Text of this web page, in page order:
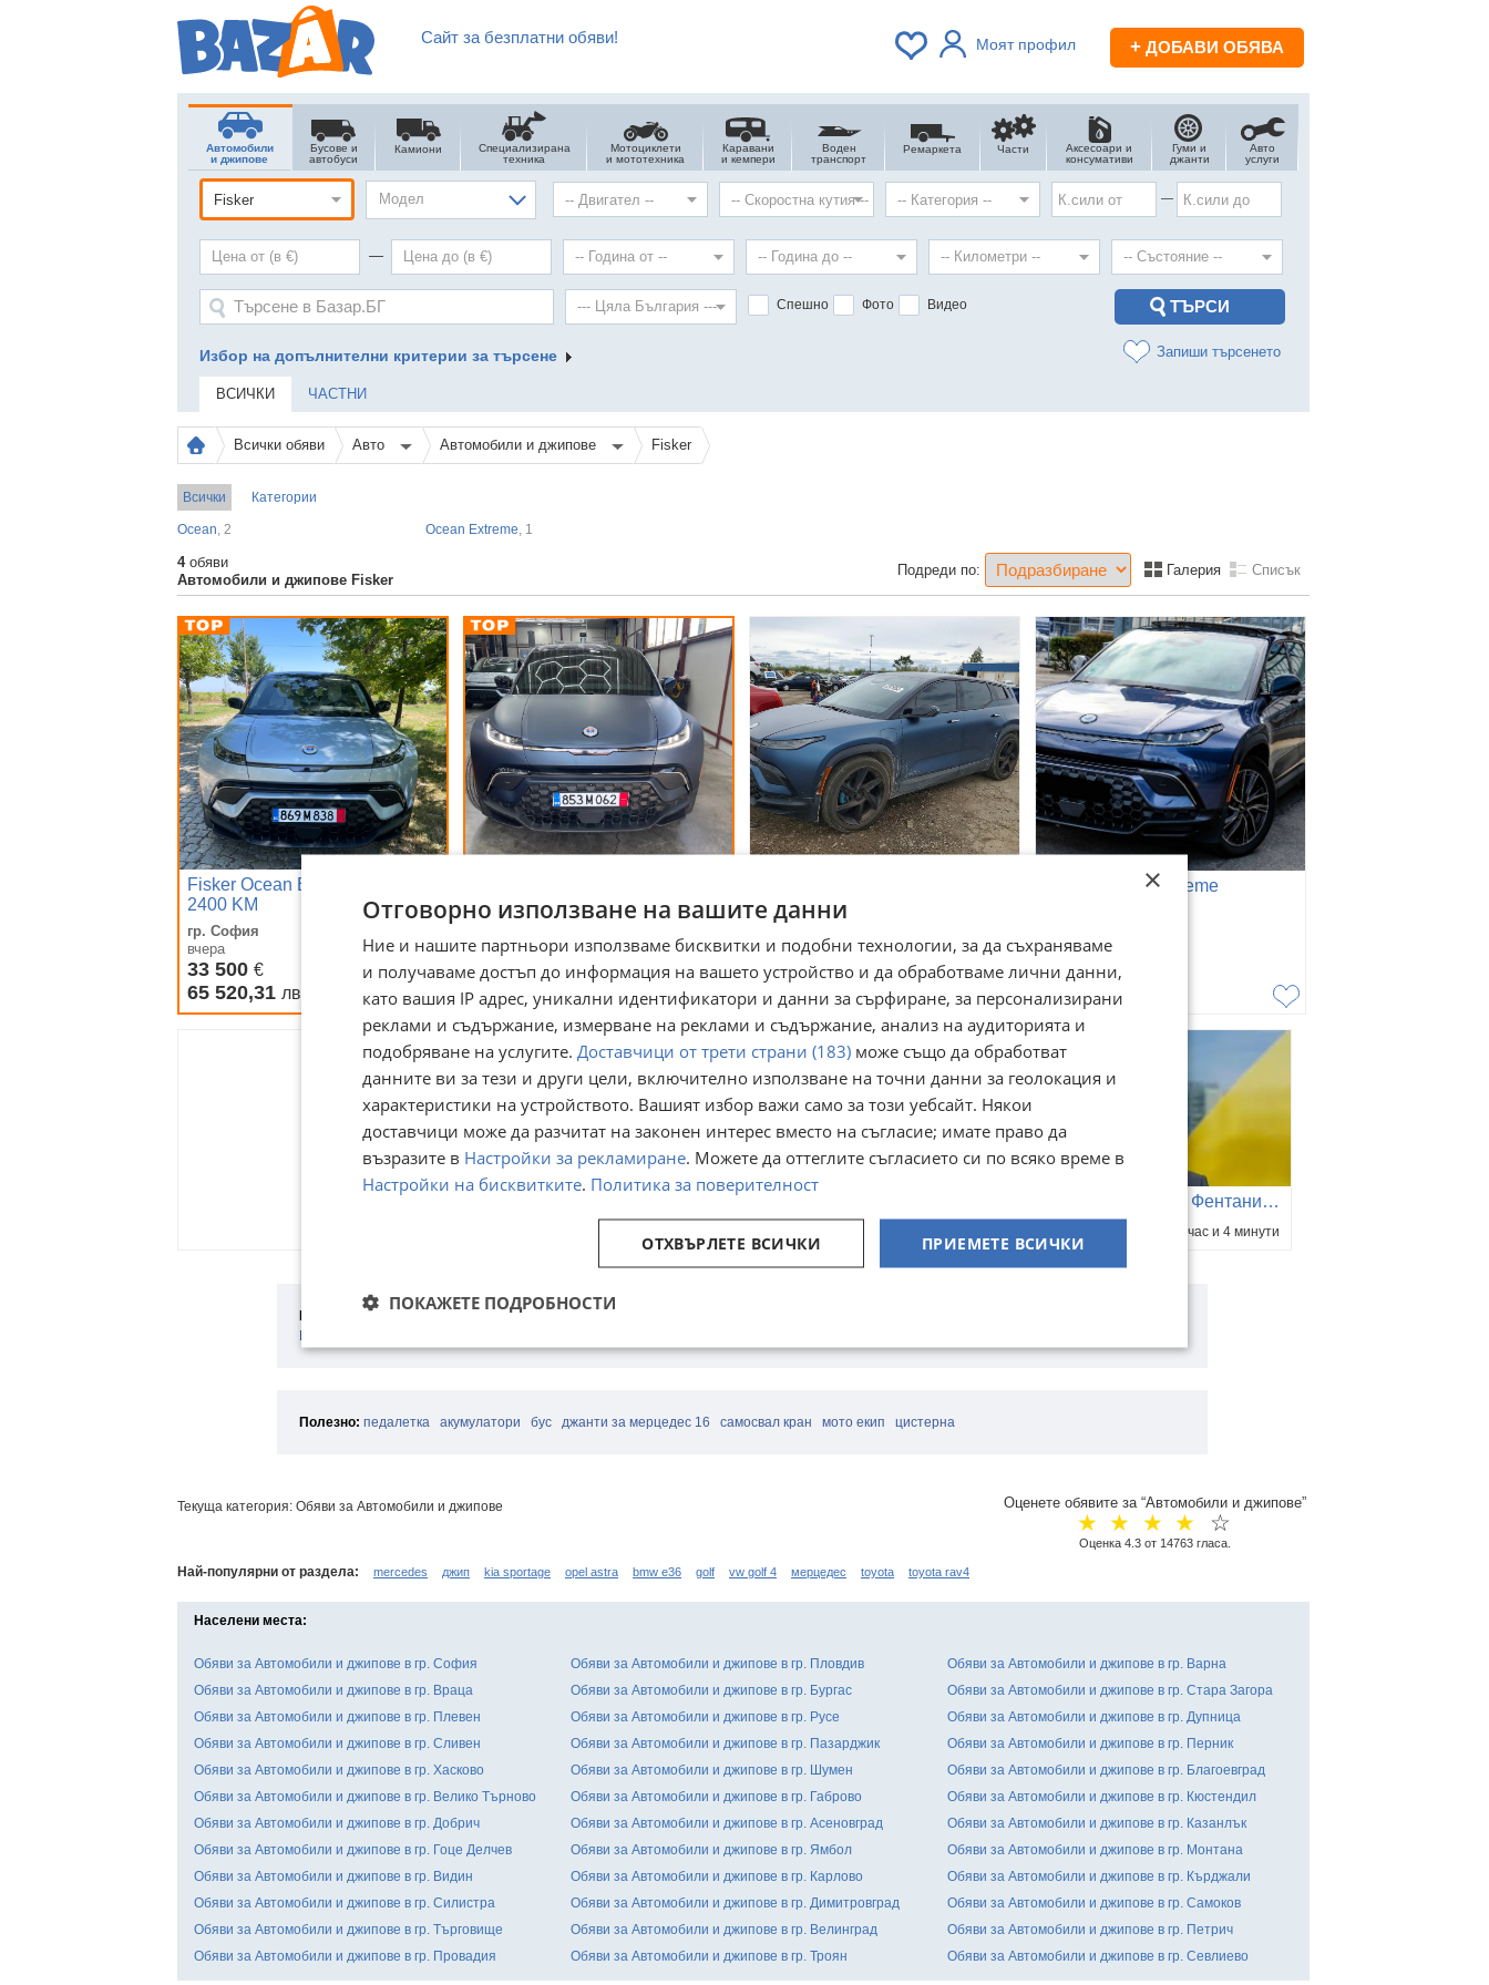
Сайт за безплатни обяви! Моят профил + ДОБАВИ ОБЯВА
Автомобили
и джипове
Бусове и
автобуси
Камиони
Специализирана
техника
Мотоциклети
и мототехника
Каравани
и кемпери
Воден
транспорт
Ремаркета Части
Аксесоари и
консумативи
Гуми и
джанти
Авто
услуги
Модел —
—
Спешно Фото Видео
Избор на допълнителни критерии за търсене Запиши търсенето
ВСИЧКИ ЧАСТНИ
Всички обяви Авто Автомобили и джипове Fisker
Всички Категории
Ocean , 2 Ocean Extreme , 1
4обяви
Автомобили и джипове Fisker
Подреди по: Галерия Списък
Fisker Ocean Extreme /Нова
2400 KM
гр. София
вчера
33 500 €
65 520,31 лв
днес
Договаряне
ПОДГРЕВ| ALCANTARA
03 август
16 600€
32 466,78 лв
Fisker Ocean Extreme
23 юли
25 700€
50 264,83
Любомир Николов: Фентанилът почти изцяло е изместил хероина на българския наркопазар
преди час и 4 минути
Категории: Бусове и автобуси Камиони
Ремаркета
Полезно: педалетка акумулатори бус джанти за мерцедес 16 самосвал кран мото екип цистерна
Текуща категория: Обяви за Автомобили и джипове Оценете обявите за “Автомобили и джипове”
☆
☆
☆
☆
☆
Оценка 4.3 от 14763 гласа.
Най-популярни от раздела: mercedes джип kia sportage opel astra bmw e36 golf vw golf 4 мерцедес toyota toyota rav4
Населени места:
Обяви за Автомобили и джипове в гр. София Обяви за Автомобили и джипове в гр. Пловдив
Обяви за Автомобили и джипове в гр. Варна
Обяви за Автомобили и джипове в гр. Враца
Обяви за Автомобили и джипове в гр. Бургас
Обяви за Автомобили и джипове в гр. Стара Загора
Обяви за Автомобили и джипове в гр. Плевен
Обяви за Автомобили и джипове в гр. Русе
Обяви за Автомобили и джипове в гр. Дупница
Обяви за Автомобили и джипове в гр. Сливен
Обяви за Автомобили и джипове в гр. Пазарджик
Обяви за Автомобили и джипове в гр. Перник
Обяви за Автомобили и джипове в гр. Хасково
Обяви за Автомобили и джипове в гр. Шумен
Обяви за Автомобили и джипове в гр. Благоевград
Обяви за Автомобили и джипове в гр. Велико Търново
Обяви за Автомобили и джипове в гр. Габрово
Обяви за Автомобили и джипове в гр. Кюстендил
Обяви за Автомобили и джипове в гр. Добрич
Обяви за Автомобили и джипове в гр. Асеновград
Обяви за Автомобили и джипове в гр. Казанлък
Обяви за Автомобили и джипове в гр. Гоце Делчев
Обяви за Автомобили и джипове в гр. Ямбол
Обяви за Автомобили и джипове в гр. Монтана
Обяви за Автомобили и джипове в гр. Видин
Обяви за Автомобили и джипове в гр. Карлово
Обяви за Автомобили и джипове в гр. Кърджали
Обяви за Автомобили и джипове в гр. Силистра
Обяви за Автомобили и джипове в гр. Димитровград
Обяви за Автомобили и джипове в гр. Самоков
Обяви за Автомобили и джипове в гр. Търговище
Обяви за Автомобили и джипове в гр. Велинград
Обяви за Автомобили и джипове в гр. Петрич
Обяви за Автомобили и джипове в гр. Провадия
Обяви за Автомобили и джипове в гр. Троян Обяви за Автомобили и джипове в гр. Севлиево
×
Отговорно използване на вашите данни
Ние и нашите партньори използваме бисквитки и подобни технологии, за да съхраняваме
и получаваме достъп до информация на вашето устройство и да обработваме лични данни,
като вашия IP адрес, уникални идентификатори и данни за сърфиране, за персонализирани
реклами и съдържание, измерване на реклами и съдържание, анализ на аудиторията и
подобряване на услугите. Доставчици от трети страни (183) може също да обработват
данните ви за тези и други цели, включително използване на точни данни за геолокация и
характеристики на устройството. Вашият избор важи само за този уебсайт. Някои
доставчици може да разчитат на законен интерес вместо на съгласие; имате право да
възразите в Настройки за рекламиране. Можете да оттеглите съгласието си по всяко време в
Настройки на бисквитките. Политика за поверителност
ПРИЕМЕТЕ ВСИЧКИ
ОТХВЪРЛЕТЕ ВСИЧКИ
ПОКАЖЕТЕ ПОДРОБНОСТИ